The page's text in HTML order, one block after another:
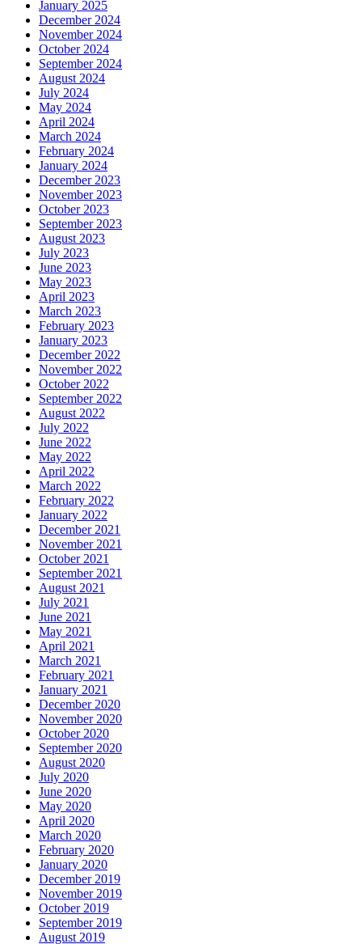
January 2025
December 2024
November 2024
October 2024
September 2024
August 2024
July 2024
May 2024
April 2024
March 2024
February 2024
January 2024
December 2023
November 2023
October 2023
September 2023
August 2023
July 2023
June 2023
May 2023
April 2023
March 2023
February 2023
January 2023
December 2022
November 2022
October 2022
September 2022
August 2022
July 2022
June 2022
May 2022
April 2022
March 2022
February 2022
January 2022
December 2021
November 2021
October 2021
September 2021
August 2021
July 2021
June 2021
May 2021
April 2021
March 2021
February 2021
January 2021
December 2020
November 2020
October 2020
September 2020
August 2020
July 2020
June 2020
May 2020
April 2020
March 2020
February 2020
January 2020
December 2019
November 2019
October 2019
September 2019
August 2019